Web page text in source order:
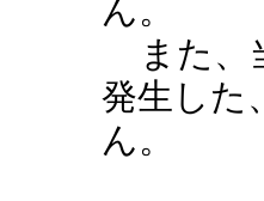
ん。
また、
発生した
ん。